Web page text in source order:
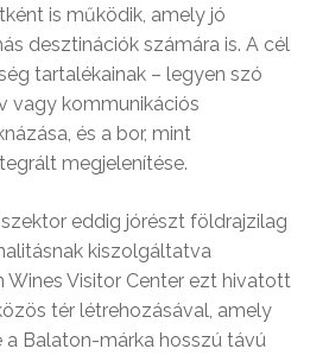
is működik, amely jó
desztinációk számára is. A cél
tartalékainak – legyen szó
vagy kommunikációs
és a bor, mint
megjelenítése.
eddig jórészt földrajzilag
kiszolgáltatva
Visitor Center ezt hivatott
tér létrehozásával, amely
a Balaton-márka hosszú távú